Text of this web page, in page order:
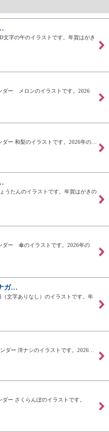
字の午のイラストです。年賀はがき
ー メロンのイラストです。2026
ー 和梨のイラストです。2026年の…
たんのイラストです。年賀はがきの
ダー 傘のイラストです。2026年の
ガ…
文字ありなし）のイラストです。年
ダー 洋ナシのイラストです。2026…
ー さくらんぼのイラストです。